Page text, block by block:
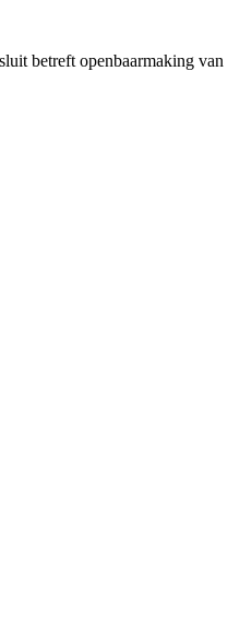
betreft openbaarmaking van